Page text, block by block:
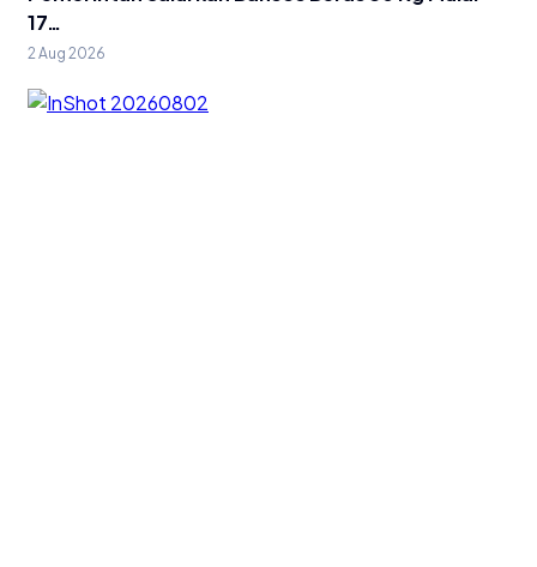
17…
2 Aug 2026